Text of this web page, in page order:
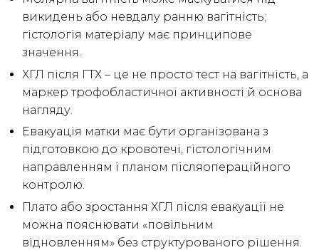
викидень або невдалу ранню вагітність;
гістологія матеріалу має принципове
значення.
ХГЛ після ГТХ – це не просто тест на вагітність, а
маркер трофобластичної активності й основа
нагляду.
Евакуація матки має бути організована з
підготовкою до кровотечі, гістологічним
направленням і планом післяопераційного
контролю.
Плато або зростання ХГЛ після евакуації не
можна пояснювати «повільним
відновленням» без структурованого рішення.